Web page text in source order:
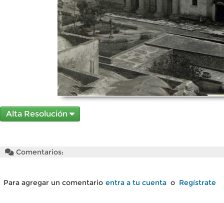
Alta Resolución
Comentarios:
Para agregar un comentario entra a tu cuenta o Regístrate